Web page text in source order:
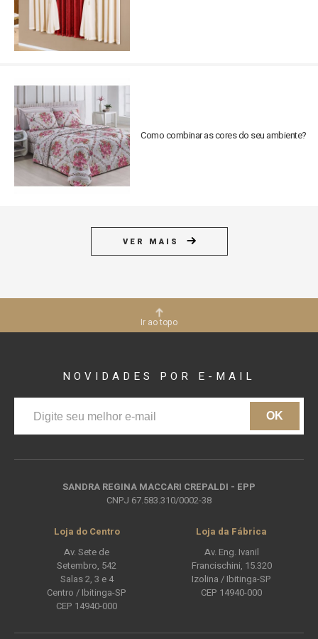
Como combinar as cores do seu ambiente?
VER MAIS
Ir ao topo
NOVIDADES POR E-MAIL
OK
SANDRA REGINA MACCARI CREPALDI - EPP
CNPJ 67.583.310/0002-38
Loja do Centro
Av. Sete de
Setembro, 542
Salas 2, 3 e 4
Centro / Ibitinga-SP
CEP 14940-000
Loja da Fábrica
Av. Eng. Ivanil
Francischini, 15.320
Izolina / Ibitinga-SP
CEP 14940-000